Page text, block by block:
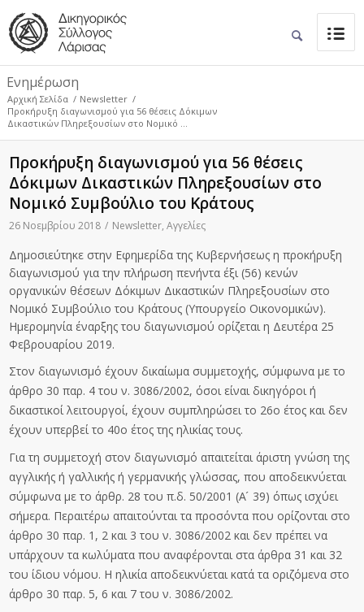
Ενημέρωση
Αρχική Σελίδα / Newsletter /
Προκήρυξη διαγωνισμού για 56 θέσεις Δόκιμων
Δικαστικών Πληρεξουσίων στο Νομικό ...
Προκήρυξη διαγωνισμού για 56 θέσεις
Δόκιμων Δικαστικών Πληρεξουσίων στο
Νομικό Συμβούλιο του Κράτους
26 Νοεμβρίου 2018 / Newsletter,Αγγελίες
Δημοσιεύτηκε στην Εφημερίδα της Κυβερνήσεως η προκήρυξη
διαγωνισμού για την πλήρωση πενήντα έξι (56) κενών
οργανικών θέσεων Δόκιμων Δικαστικών Πληρεξουσίων στο
Νομικό Συμβούλιο του Κράτους (Υπουργείο Οικονομικών).
Ημερομηνία έναρξης του διαγωνισμού ορίζεται η Δευτέρα 25
Φεβρουαρίου 2019.
Στον διαγωνισμό έχουν δικαίωμα συμμετοχής, σύμφωνα με το
άρθρο 30 παρ. 4 του ν. 3086/2002, όσοι είναι δικηγόροι ή
δικαστικοί λειτουργοί, έχουν συμπληρώσει το 26ο έτος και δεν
έχουν υπερβεί το 40ο έτος της ηλικίας τους.
Για τη συμμετοχή στον διαγωνισμό απαιτείται άριστη γνώση της
αγγλικής ή γαλλικής ή γερμανικής γλώσσας, που αποδεικνύεται
σύμφωνα με το άρθρ. 28 του π.δ. 50/2001 (Α ́ 39) όπως ισχύει
σήμερα. Περαιτέρω απαιτούνται τα προσόντα που ορίζονται στο
άρθρο 30 παρ. 1, 2 και 3 του ν. 3086/2002 και δεν πρέπει να
υπάρχουν τα κωλύματα που αναφέρονται στα άρθρα 31 και 32
του ίδιου νόμου. Η ηλικία αποδεικνύεται κατά τα οριζόμενα στο
άρθρο 30 παρ. 5, 6 και 7 του ν. 3086/2002.